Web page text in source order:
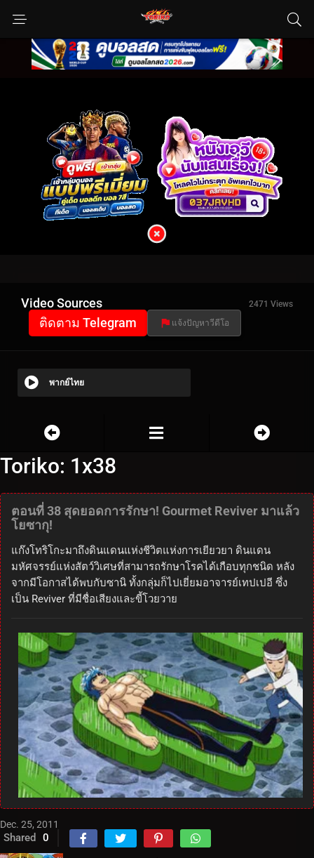
Video Sources 2471 Views
ติดตาม Telegram แจ้งปัญหาวีดีโอ
พากย์ไทย
Toriko: 1x38
ตอนที่ 38 สุดยอดการรักษา! Gourmet Reviver มาแล้ว
โยซากุ!
แก๊งโทริโกะมาถึงดินแดนแห่งชีวิตแห่งการเยียวยา ดินแดน
มหัศจรรย์แห่งสัตว์วิเศษที่สามารถรักษาโรคได้เกือบทุกชนิด หลัง
จากมีโอกาสได้พบกับซานิ ทั้งกลุ่มก็ไปเยี่ยมอาจารย์เทปเปอี ซึ่ง
เป็น Reviver ที่มีชื่อเสียงและขี้โวยวาย
Dec. 25, 2011
Shared 0